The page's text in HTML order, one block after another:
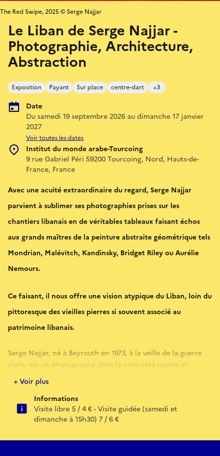
Le Liban de Serge Najjar -
Photographie, Architecture,
Abstraction
Exposition Payant Sur place centre-dart +3
Date
Du samedi 19 septembre 2026 au dimanche 17 janvier
2027
Voir toutes les dates
Institut du monde arabe-Tourcoing
9 rue Gabriel Péri 59200 Tourcoing, Nord, Hauts-de-
France, France
The Red Swipe, 2025 © Serge Najjar
Avec une acuité extraordinaire du regard, Serge Najjar
parvient à sublimer ses photographies prises sur les
chantiers libanais en de véritables tableaux faisant échos
aux grands maîtres de la peinture abstraite géométrique tels
Mondrian, Malévitch, Kandinsky, Bridget Riley ou Aurélie
Nemours.
Ce faisant, il nous offre une vision atypique du Liban, loin du
pittoresque des vieilles pierres si souvent associé au
patrimoine libanais.
Serge Najjar, né à Beyrouth en 1973, à la veille de la guerre
civile, est un photographe dont la notoriété rapide et
immense est le fruit des réseaux sociaux. Il se fera connaître
sous le nom de « serjios » sur Instagram. Largement
autodidacte, il travaille d’abord avec son smartphone avant
de se tourner vers la photographie argentique. En 2011, il est
nominé au prix Pictet pour une photographie prise à l’aide
+ Voir plus
Informations
Visite libre 5 / 4 € - Visite guidée (samedi et
dimanche à 15h30) 7 / 6 €